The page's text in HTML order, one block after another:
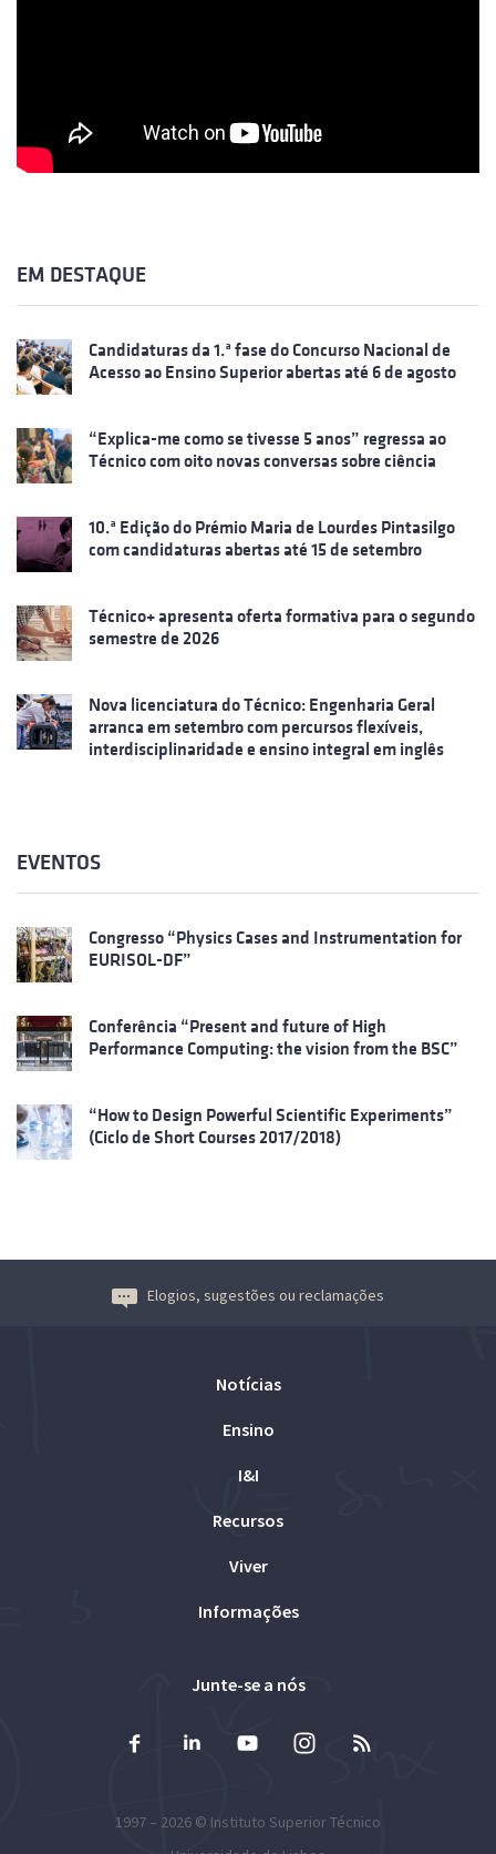
EM DESTAQUE
Candidaturas da 1.ª fase do Concurso Nacional de
Acesso ao Ensino Superior abertas até 6 de agosto
“Explica-me como se tivesse 5 anos” regressa ao
Técnico com oito novas conversas sobre ciência
10.ª Edição do Prémio Maria de Lourdes Pintasilgo
com candidaturas abertas até 15 de setembro
Técnico+ apresenta oferta formativa para o segundo
semestre de 2026
Nova licenciatura do Técnico: Engenharia Geral
arranca em setembro com percursos flexíveis,
interdisciplinaridade e ensino integral em inglês
EVENTOS
Congresso “Physics Cases and Instrumentation for
EURISOL-DF”
Conferência “Present and future of High
Performance Computing: the vision from the BSC”
“How to Design Powerful Scientific Experiments”
(Ciclo de Short Courses 2017/2018)
Elogios, sugestões ou reclamações
Notícias
Ensino
I&I
Recursos
Viver
Informações
Junte-se a nós
1997 – 2026 © Instituto Superior Técnico